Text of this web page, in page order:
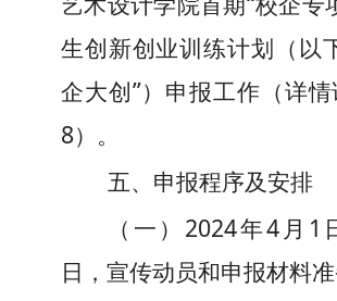
生创新创业训练计划（以
企大创”）申报工作 （详
8） 。
五、 申报程序及安排
（ 一 ） 2024年4月1
日 ， 宣传动员和申报材料准